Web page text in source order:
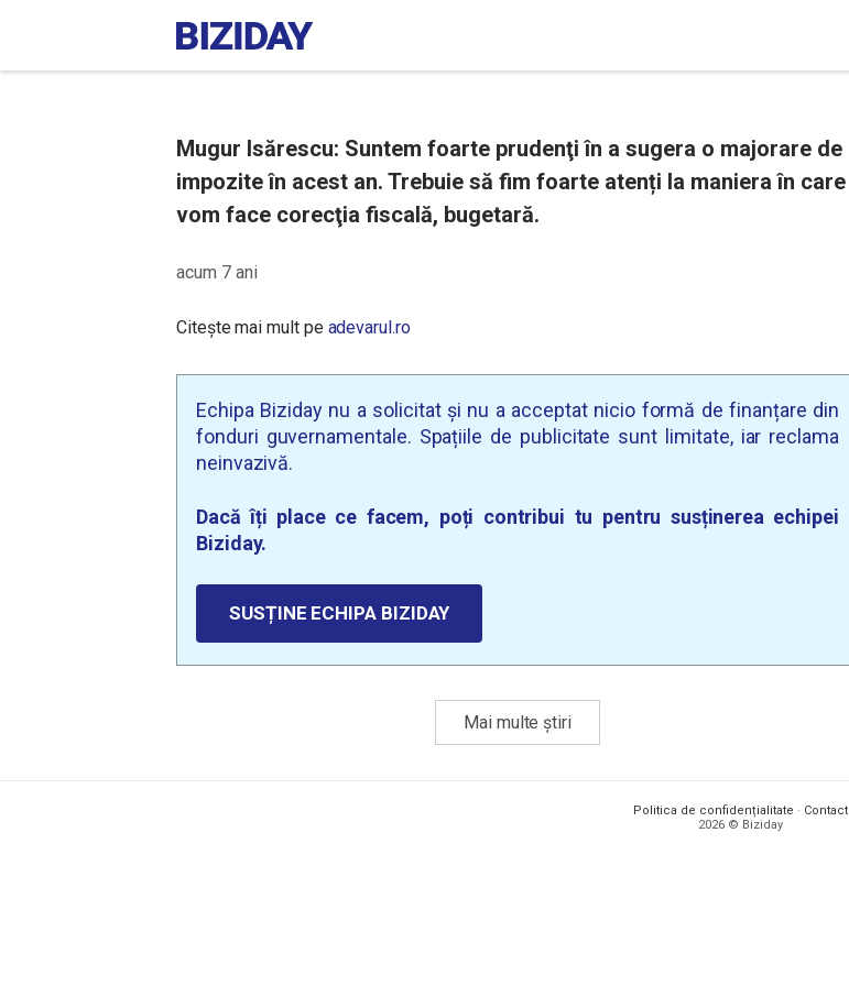
Mugur Isărescu: Suntem foarte prudenţi în a sugera o majorare de
impozite în acest an. Trebuie să fim foarte atenți la maniera în care
vom face corecţia fiscală, bugetară.
acum 7 ani
Citește mai mult pe adevarul.ro
Echipa Biziday nu a solicitat și nu a acceptat nicio formă de finanțare din
fonduri guvernamentale. Spațiile de publicitate sunt limitate, iar reclama
neinvazivă.
Dacă îți place ce facem, poți contribui tu pentru susținerea echipei
Biziday.
SUSȚINE ECHIPA BIZIDAY
Mai multe știri
Politica de confidențialitate · Contact
2026 © Biziday